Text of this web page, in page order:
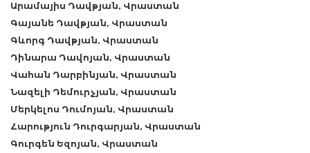
Արամայիս Դավթյան, Վրաստան
Գայանե Դավթյան, Վրաստան
Գևորգ Դավթյան, Վրաստան
Դինարա Դավոյան, Վրաստան
Վահան Դարբինյան, Վրաստան
Նազելի Դեմուրչյան, Վրաստան
Մերկելոս Դումոյան, Վրաստան
Հարություն Դուրգարյան, Վրաստան
Գուրգեն Եզոյան, Վրաստան